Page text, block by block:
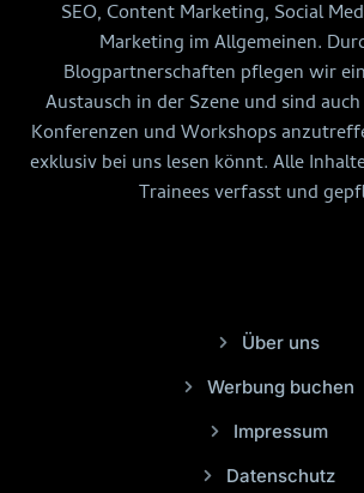
SEO, Content Marketing, Social
Marketing im Allgemeinen.
Blogpartnerschaften pflegen wir
Austausch in der Szene und sind
Konferenzen und Workshops
exklusiv bei uns lesen könnt. Alle
Trainees verfasst und
Über uns
Werbung buchen
Impressum
Datenschutz